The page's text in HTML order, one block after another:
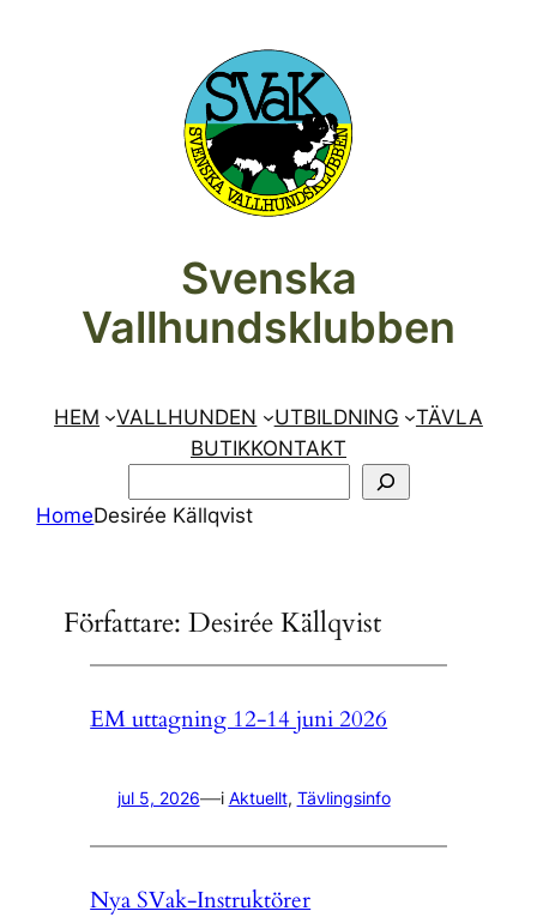
Svenska
Vallhundsklubben
HEM VALLHUNDEN UTBILDNING
TÄVLA
BUTIKKONTAKT
HomeDesirée Källqvist
Författare: Desirée Källqvist
EM uttagning 12-14 juni 2026
jul 5, 2026—i Aktuellt, Tävlingsinfo
Nya SVak-Instruktörer